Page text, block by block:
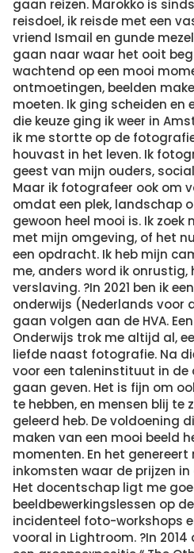
gaan reizen. Marokko is
reisdoel, ik reisde met een
vriend Ismail en gunde
gaan naar waar het ooit
wachtend op een mooi
ontmoetingen, beelden
moeten. Ik ging scheiden en
die keuze ging ik weer in
ik me stortte op de
houvast in het leven. Ik
geest van mijn ouders,
Maar ik fotografeer ook om
omdat een plek, landschap
gewoon heel mooi is. Ik
met mijn omgeving, of het
een opdracht. Ik heb mijn
me, anders word ik onrustig,
verslaving. ?In 2021 ben ik
onderwijs (Nederlands voor
gaan volgen aan de HVA.
Onderwijs trok me altijd al,
liefde naast fotografie. Na
voor een taleninstituut in de
gaan geven. Het is fijn om
te hebben, en mensen blij te
geleerd heb. De voldoening
maken van een mooi beeld
momenten. En het
inkomsten waar de prijzen
Het docentschap ligt me
beeldbewerkingslessen op
incidenteel foto-workshops
vooral in Lightroom. ?In 2014